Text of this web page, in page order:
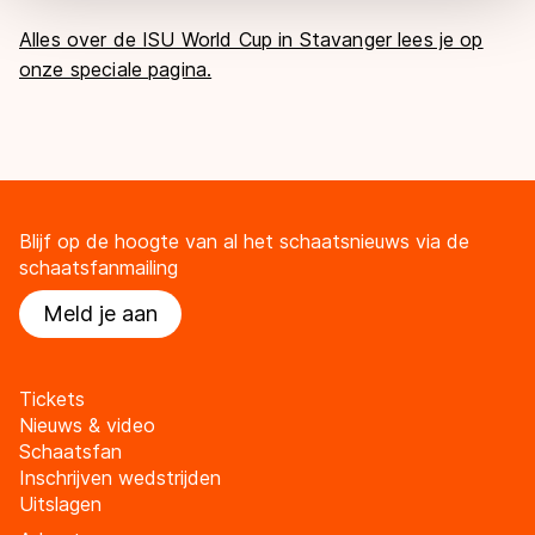
Alles over de ISU World Cup in Stavanger lees je op
onze speciale pagina.
Blijf op de hoogte van al het schaatsnieuws via de
schaatsfanmailing
Meld je aan
Tickets
Nieuws & video
Schaatsfan
Inschrijven wedstrijden
Uitslagen